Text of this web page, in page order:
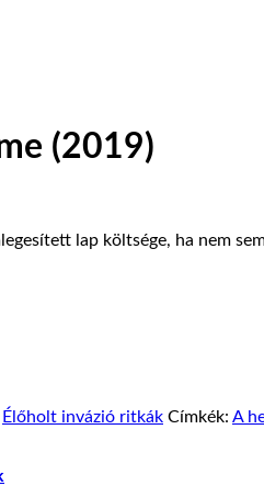
(2019)
lap költsége, ha nem
Élőholt invázió ritkák Címkék: A